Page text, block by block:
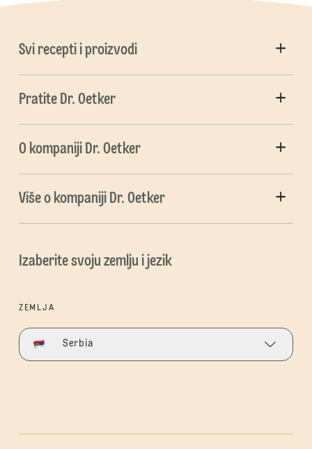
Svi recepti i proizvodi
Pratite Dr. Oetker
O kompaniji Dr. Oetker
Više o kompaniji Dr. Oetker
Izaberite svoju zemlju i jezik
ZEMLJA
Serbia